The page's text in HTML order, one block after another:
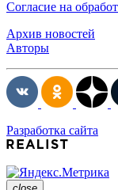
Согласие на
Архив новостей
Авторы
Разработка сайта